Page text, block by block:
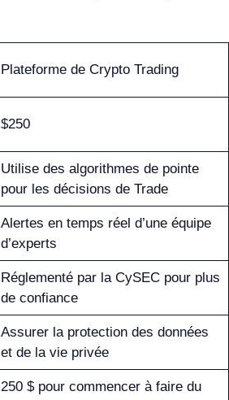
Plateforme de Crypto Trading
$250
Utilise des algorithmes de pointe
pour les décisions de Trade
Alertes en temps réel d’une équipe
d’experts
Réglementé par la CySEC pour plus
de confiance
Assurer la protection des données
et de la vie privée
250 $ pour commencer à faire du